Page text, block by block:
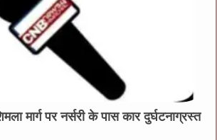
मार्ग पर नर्सरी के पास कार दुर्घटनाग्रस्त